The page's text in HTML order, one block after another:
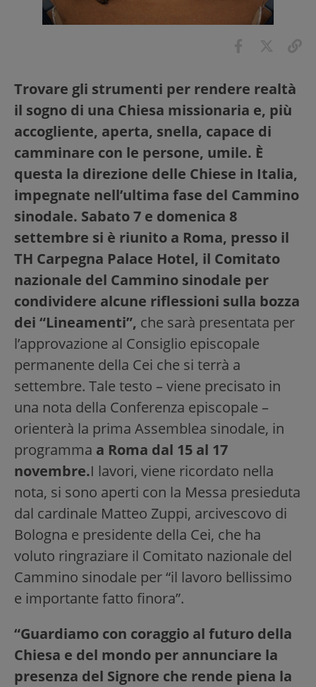
Trovare gli strumenti per rendere realtà
il sogno di una Chiesa missionaria e, più
accogliente, aperta, snella, capace di
camminare con le persone, umile. È
questa la direzione delle Chiese in Italia,
impegnate nell’ultima fase del Cammino
sinodale. Sabato 7 e domenica 8
settembre si è riunito a Roma, presso il
TH Carpegna Palace Hotel, il Comitato
nazionale del Cammino sinodale per
condividere alcune riflessioni sulla bozza
dei “Lineamenti”, che sarà presentata per
l’approvazione al Consiglio episcopale
permanente della Cei che si terrà a
settembre. Tale testo – viene precisato in
una nota della Conferenza episcopale –
orienterà la prima Assemblea sinodale, in
programma a Roma dal 15 al 17
novembre.I lavori, viene ricordato nella
nota, si sono aperti con la Messa presieduta
dal cardinale Matteo Zuppi, arcivescovo di
Bologna e presidente della Cei, che ha
voluto ringraziare il Comitato nazionale del
Cammino sinodale per “il lavoro bellissimo
e importante fatto finora”.
“Guardiamo con coraggio al futuro della
Chiesa e del mondo per annunciare la
presenza del Signore che rende piena la